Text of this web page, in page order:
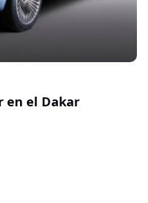
en el Dakar